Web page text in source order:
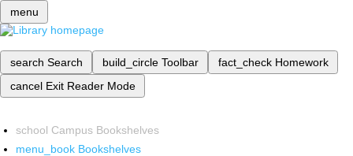
menu
search Search build_circle Toolbar fact_check Homework
cancel Exit Reader Mode
school Campus Bookshelves
menu_book Bookshelves